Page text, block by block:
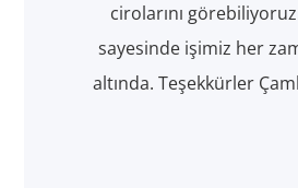
cirolarını
sayesinde işimiz her
altında. Teşekkürler